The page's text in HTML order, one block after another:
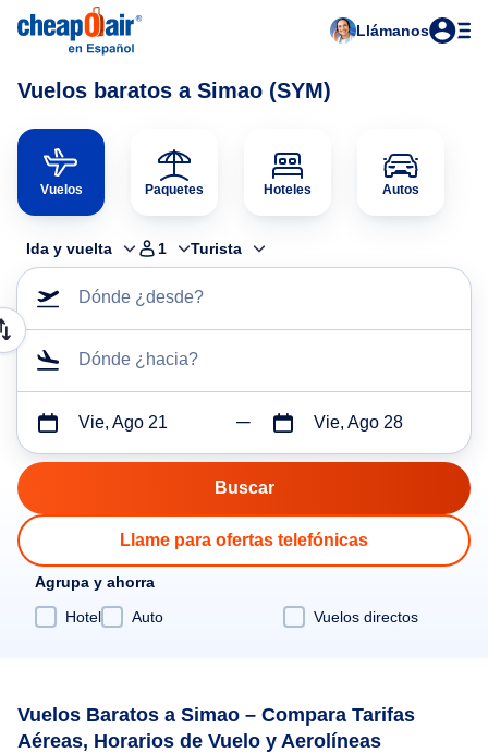
Llámanos
Vuelos baratos a Simao (SYM)
Vuelos Paquetes Hoteles Autos
Ida y vuelta 1 Turista
Dónde ¿desde?
Dónde ¿hacia?
Vie, Ago 21 Vie, Ago 28
Llame para ofertas telefónicas
Agrupa y ahorra
Hotel
Auto Vuelos directos
Vuelos Baratos a Simao – Compara Tarifas
Aéreas, Horarios de Vuelo y Aerolíneas